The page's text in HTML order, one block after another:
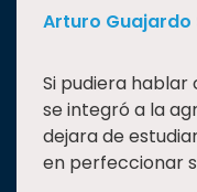
Arturo Guajardo
Si pudiera hablar
se integró a la
dejara de
en perfeccionar